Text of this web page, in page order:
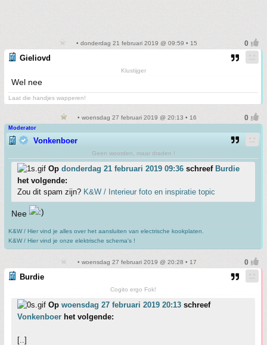
• donderdag 21 februari 2019 @ 09:59 • 15
Gieliovd
Klustijger
Wel nee
Laat die handjes wapperen!
• woensdag 27 februari 2019 @ 20:13 • 16
Moderator
Vonkenboer
Geen woorden, maar draden !
Op donderdag 21 februari 2019 09:36 schreef Burdie
het volgende:
Zou dit spam zijn? K&W / Interieur foto en inspiratie topic
Nee
K&W / Hier vind je alles over het aansluiten van electrische kookplaten.
K&W / Hier vind je onze elektrische schema's !
• woensdag 27 februari 2019 @ 20:28 • 17
Burdie
Cogito ergo Fok!
Op woensdag 27 februari 2019 20:13 schreef
Vonkenboer het volgende:
[..]